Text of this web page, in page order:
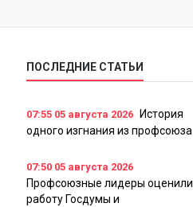
ПОСЛЕДНИЕ СТАТЬИ
07:55 05 августа 2026
История
одного изгнания из профсоюза
07:50 05 августа 2026
Профсоюзные лидеры оценили
работу Госдумы и